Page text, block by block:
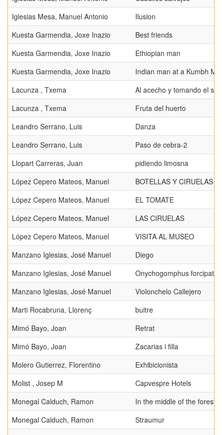
Iglesias Mesa, Manuel Antonio
Ilusion
Kuesta Garmendia, Joxe Inazio
Best friends
Kuesta Garmendia, Joxe Inazio
Ethiopian man
Kuesta Garmendia, Joxe Inazio
Indian man at a Kumbh
Lacunza , Txema
Al acecho y tomando el sol
Lacunza , Txema
Fruta del huerto
Leandro Serrano, Luis
Danza
Leandro Serrano, Luis
Paso de cebra-2
Llopart Carreras, Juan
pidiendo limosna
López Cepero Mateos, Manuel
BOTELLAS Y CIRUELAS II
López Cepero Mateos, Manuel
EL TOMATE
López Cepero Mateos, Manuel
LAS CIRUELAS
López Cepero Mateos, Manuel
VISITA AL MUSEO
Manzano Iglesias, José Manuel
Diego
Manzano Iglesias, José Manuel
Onychogomphus
Manzano Iglesias, José Manuel
Violonchelo Callejero
Marti Rocabruna, Llorenç
buitre
Mimó Bayo, Joan
Retrat
Mimó Bayo, Joan
Zacarias i filla
Molero Gutierrez, Florentino
Exhibicionista
Molist , Josep M
Capvespre Hotels
Monegal Calduch, Ramon
In the middle of the forest
Monegal Calduch, Ramon
Straumur